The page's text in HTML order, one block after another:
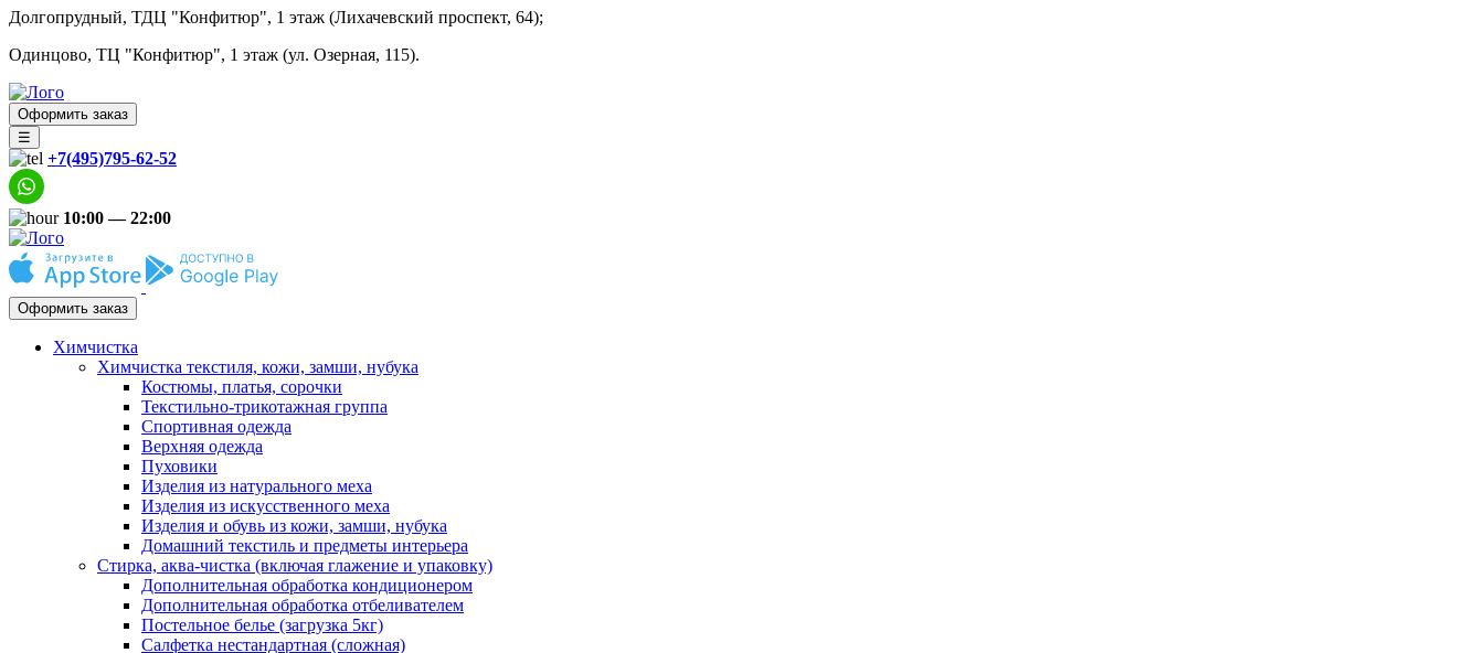
Долгопрудный, ТДЦ "Конфитюр", 1 этаж (Лихачевский проспект, 64);
Одинцово, ТЦ "Конфитюр", 1 этаж (ул. Озерная, 115).
Оформить заказ
☰
+7(495)795-62-52
10:00 — 22:00
Оформить заказ
Химчистка
Химчистка текстиля, кожи, замши, нубука
Костюмы, платья, сорочки
Текстильно-трикотажная группа
Спортивная одежда
Верхняя одежда
Пуховики
Изделия из натурального меха
Изделия из искусственного меха
Изделия и обувь из кожи, замши, нубука
Домашний текстиль и предметы интерьера
Стирка, аква-чистка (включая глажение и упаковку)
Дополнительная обработка кондиционером
Дополнительная обработка отбеливателем
Постельное белье (загрузка 5кг)
Салфетка нестандартная (сложная)